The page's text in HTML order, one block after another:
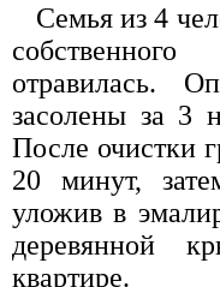
Семья из 4
отравилась.
засолены за 3
После очистки
20 минут,
уложив в
деревянной
квартире.